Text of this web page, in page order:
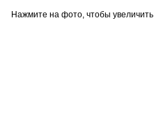
Нажмите на фото, чтобы увеличить